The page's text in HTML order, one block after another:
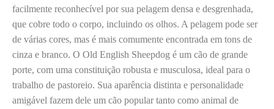
facilmente reconhecível por sua pelagem densa e desgrenhada,
que cobre todo o corpo, incluindo os olhos. A pelagem pode ser
de várias cores, mas é mais comumente encontrada em tons de
cinza e branco. O Old English Sheepdog é um cão de grande
porte, com uma constituição robusta e musculosa, ideal para o
trabalho de pastoreio. Sua aparência distinta e personalidade
amigável fazem dele um cão popular tanto como animal de